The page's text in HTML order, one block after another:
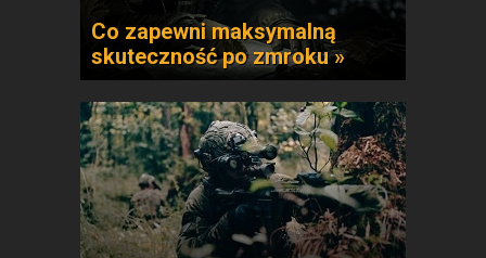
Co zapewni maksymalną
skuteczność po zmroku »